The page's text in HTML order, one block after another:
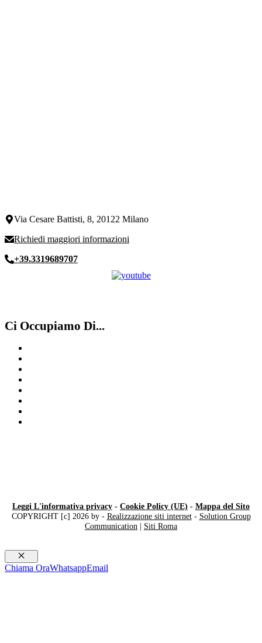
Via Cesare Battisti, 8, 20122 Milano
Richiedi maggiori informazioni
+39.3319689707
Ci Occupiamo Di...
Leggi L'informativa privacy - Cookie Policy (UE) - Mappa del Sito
COPYRIGHT [c] 2026 by - Realizzazione siti internet- Solution Group
Communication | Siti Roma
Chiudi
Chiama OraWhatsappEmail